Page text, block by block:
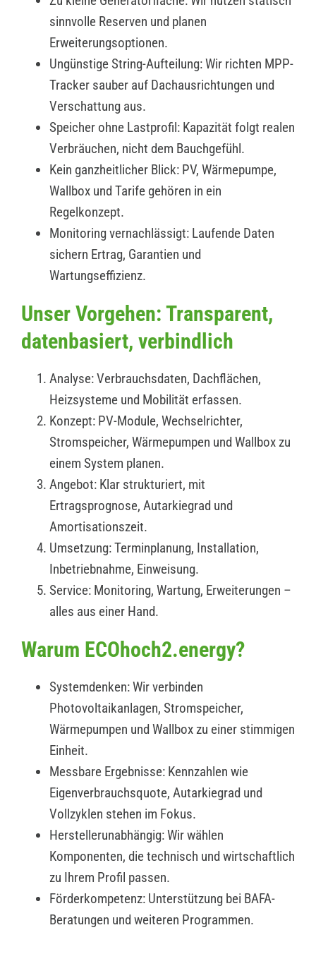
sinnvolle Reserven und planen
Erweiterungsoptionen.
Ungünstige String-Aufteilung: Wir richten MPP-
Tracker sauber auf Dachausrichtungen und
Verschattung aus.
Speicher ohne Lastprofil: Kapazität folgt realen
Verbräuchen, nicht dem Bauchgefühl.
Kein ganzheitlicher Blick: PV, Wärmepumpe,
Wallbox und Tarife gehören in ein
Regelkonzept.
Monitoring vernachlässigt: Laufende Daten
sichern Ertrag, Garantien und
Wartungseffizienz.
Unser Vorgehen: Transparent,
datenbasiert, verbindlich
Analyse: Verbrauchsdaten, Dachflächen,
Heizsysteme und Mobilität erfassen.
Konzept: PV-Module, Wechselrichter,
Stromspeicher, Wärmepumpen und Wallbox zu
einem System planen.
Angebot: Klar strukturiert, mit
Ertragsprognose, Autarkiegrad und
Amortisationszeit.
Umsetzung: Terminplanung, Installation,
Inbetriebnahme, Einweisung.
Service: Monitoring, Wartung, Erweiterungen –
alles aus einer Hand.
Warum ECOhoch2.energy?
Systemdenken: Wir verbinden
Photovoltaikanlagen, Stromspeicher,
Wärmepumpen und Wallbox zu einer stimmigen
Einheit.
Messbare Ergebnisse: Kennzahlen wie
Eigenverbrauchsquote, Autarkiegrad und
Vollzyklen stehen im Fokus.
Herstellerunabhängig: Wir wählen
Komponenten, die technisch und wirtschaftlich
zu Ihrem Profil passen.
Förderkompetenz: Unterstützung bei BAFA-
Beratungen und weiteren Programmen.